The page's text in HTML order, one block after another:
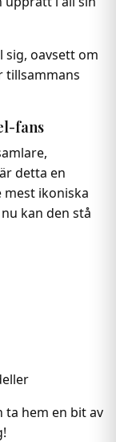
sig, oavsett om
tillsammans
fans
detta en
mest ikoniska
kan den stå
ta hem en bit av